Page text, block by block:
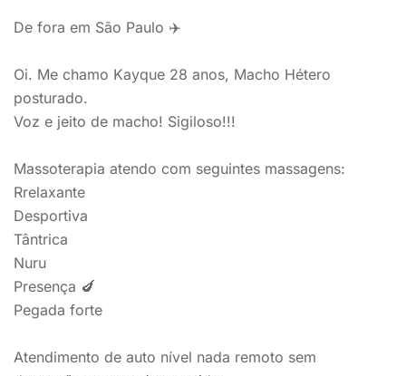
De fora em São Paulo ✈️
Oi. Me chamo Kayque 28 anos, Macho Hétero
posturado.
Voz e jeito de macho! Sigiloso!!!
Massoterapia atendo com seguintes massagens:
Rrelaxante
Desportiva
Tântrica
Nuru
Presença 🍆
Pegada forte
Atendimento de auto nível nada remoto sem